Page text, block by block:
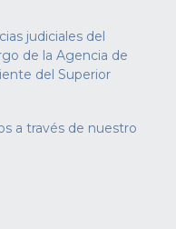
judiciales del
de la Agencia de
del Superior
a través de nuestro